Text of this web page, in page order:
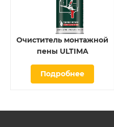
Очиститель монтажной
пены ULTIMA
Подробнее